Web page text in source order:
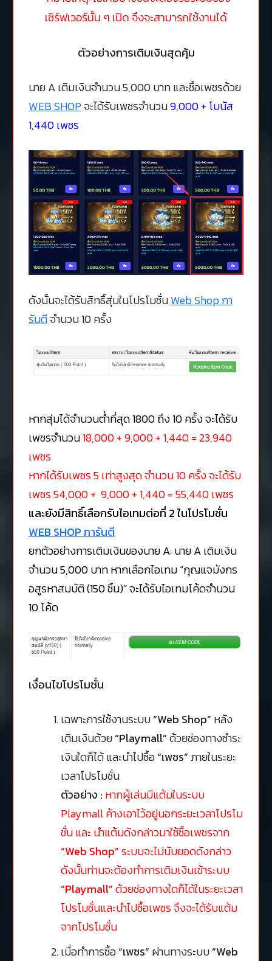
เซิร์ฟเวอร์นั้น ๆ เปิด จึงจะสามารถใช้งานได้
ตัวอย่างการเติมเงินสุดคุ้ม
นาย A เติมเงินจำนวน 5,000 บาท และซื้อเพชรด้วย
WEB SHOPจะได้รับเพชรจำนวน9,000 + โบนัส
1,440 เพชร
ดังนั้นจะได้รับสิทธิ์สุ่มในโปรโมชั่นWeb Shop กา
รันตีจำนวน 10 ครั้ง
หากสุ่มได้จำนวนต่ำที่สุด1800ถึง 10 ครั้ง จะได้รับ
เพชรจำนวน18,000 + 9,000 + 1,440 = 23,940
เพชร
หากได้รับเพชร 5 เท่าสูงสุด จำนวน 10 ครั้ง จะได้รับ
เพชร 54,000 + 9,000 + 1,440 = 55,440 เพชร
และยังมีสิทธิ์เลือกรับไอเทมต่อที่ 2 ในโปรโมชั่น
WEB SHOP การันตี
ยกตัวอย่างการเติมเงินของนาย A: นาย A เติมเงิน
จำนวน 5,000 บาท หากเลือกไอเทม “กุญแจมังกร
อสูรหาสมบัติ (150 ชิ้น)” จะได้รับไอเทมโค้ดจำนวน
10 โค้ด
เงื่อนไขโปรโมชั่น
เฉพาะการใช้งานระบบ“Web Shop” หลัง
เติมเงินด้วย“Playmall”ด้วยช่องทางชำระ
เงินใดก็ได้ และนำไปซื้อ“เพชร” ภายในระยะ
เวลาโปรโมชั่น
ตัวอย่าง : หากผู้เล่นมีแต้มในระบบ
Playmall ค้างเอาไว้อยู่นอกระยะเวลาโปรโม
ชั่น และ นำแต้มดังกล่าวมาใช้ซื้อเพชรจาก
“Web Shop”ระบบจะไม่นับยอดดังกล่าว
ดังนั้นท่านจะต้องทำการเติมเงินเข้าระบบ
“Playmall”ด้วยช่องทางใดก็ได้ในระยะเวลา
โปรโมชั่นและนำไปซื้อเพชร จึงจะได้รับแต้ม
จากโปรโมชั่น
เมื่อทำการซื้อ“เพชร” ผ่านทางระบบ“Web